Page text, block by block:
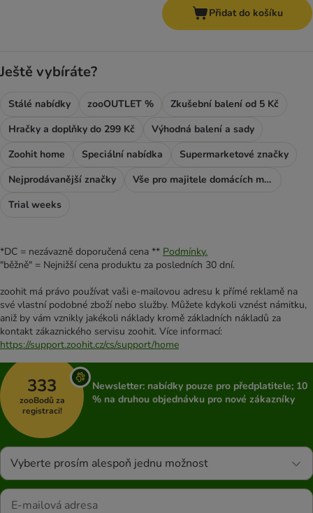
Přidat do košíku
Ještě vybíráte?
Stálé nabídky zooOUTLET %
Zkušební balení od 5 Kč
Hračky a doplňky do 299 Kč
Výhodná balení a sady
Zoohit home
Speciální nabídka
Supermarketové značky
Nejprodávanější značky
Vše pro majitele domácích mazlíčků
Trial weeks
*DC = nezávazně doporučená cena ** Podmínky.
"běžně" = Nejnižší cena produktu za posledních 30 dní.
zoohit má právo používat vaši e-mailovou adresu k přímé reklamě na
své vlastní podobné zboží nebo služby. Můžete kdykoli vznést námitku,
aniž by vám vznikly jakékoli náklady kromě základních nákladů za
kontakt zákaznického servisu zoohit. Více informací:
https://support.zoohit.cz/cs/support/home
333
zooBodů za
registraci!
Newsletter: nabídky pouze pro předplatitele; 10
% na druhou objednávku pro nové zákazníky
Vyberte prosím alespoň jednu možnost